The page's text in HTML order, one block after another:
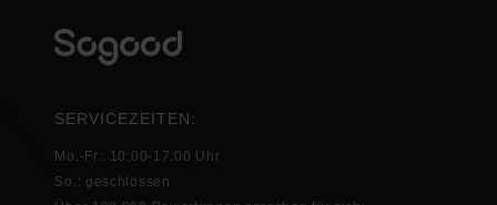
SERVICEZEITEN:
Mo.-Fr.: 10:00-17:00 Uhr
So.: geschlossen